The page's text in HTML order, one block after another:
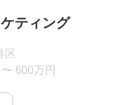
ティング
区
600万円